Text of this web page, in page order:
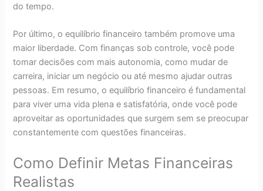
do tempo.
Por último, o equilíbrio financeiro também promove uma
maior liberdade. Com finanças sob controle, você pode
tomar decisões com mais autonomia, como mudar de
carreira, iniciar um negócio ou até mesmo ajudar outras
pessoas. Em resumo, o equilíbrio financeiro é fundamental
para viver uma vida plena e satisfatória, onde você pode
aproveitar as oportunidades que surgem sem se preocupar
constantemente com questões financeiras.
Como Definir Metas Financeiras
Realistas